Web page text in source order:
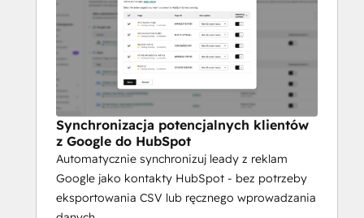
Synchronizacja potencjalnych klientów
z Google do HubSpot
Automatycznie synchronizuj leady z reklam
Google jako kontakty HubSpot - bez potrzeby
eksportowania CSV lub ręcznego wprowadzania